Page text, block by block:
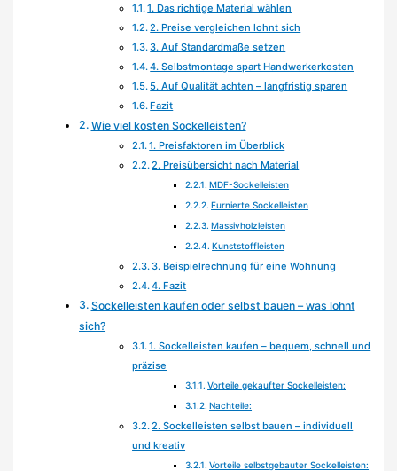
1. Das richtige Material wählen
2. Preise vergleichen lohnt sich
3. Auf Standardmaße setzen
4. Selbstmontage spart Handwerkerkosten
5. Auf Qualität achten – langfristig sparen
Fazit
Wie viel kosten Sockelleisten?
1. Preisfaktoren im Überblick
2. Preisübersicht nach Material
MDF-Sockelleisten
Furnierte Sockelleisten
Massivholzleisten
Kunststoffleisten
3. Beispielrechnung für eine Wohnung
4. Fazit
Sockelleisten kaufen oder selbst bauen – was lohnt
sich?
1. Sockelleisten kaufen – bequem, schnell und
präzise
Vorteile gekaufter Sockelleisten:
Nachteile:
2. Sockelleisten selbst bauen – individuell
und kreativ
Vorteile selbstgebauter Sockelleisten: